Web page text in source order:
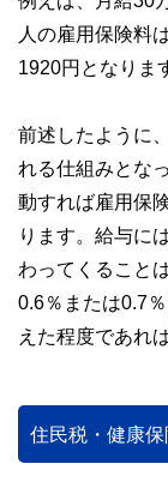
人の雇用保険料
1920円となりま
前述したように
れる仕組みとな
動すれば雇用保
ります。給与に
わってくること
0.6％または0.7
えた程度であれ
住民税・健康